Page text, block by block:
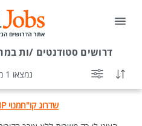
דרושים סטודנטים /ות
נמצאו 1 משרות
שדרוג קו"חמנוי VIP